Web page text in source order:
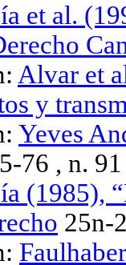
et al.
Alvar et
y
Yeves
76 , n. 91
(1985),
25n-